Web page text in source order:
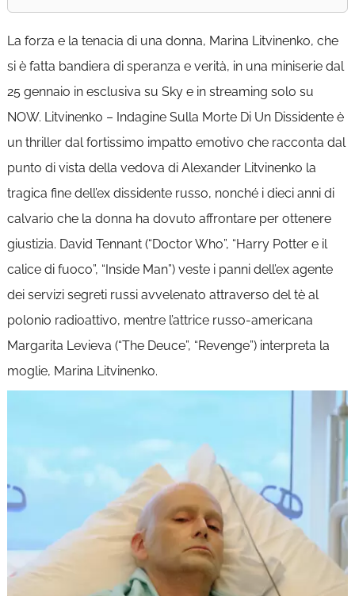
La forza e la tenacia di una donna, Marina Litvinenko, che
si è fatta bandiera di speranza e verità, in una miniserie dal
25 gennaio in esclusiva su Sky e in streaming solo su
NOW. Litvinenko – Indagine Sulla Morte Di Un Dissidente è
un thriller dal fortissimo impatto emotivo che racconta dal
punto di vista della vedova di Alexander Litvinenko la
tragica fine dell’ex dissidente russo, nonché i dieci anni di
calvario che la donna ha dovuto affrontare per ottenere
giustizia. David Tennant (“Doctor Who”, “Harry Potter e il
calice di fuoco”, “Inside Man”) veste i panni dell’ex agente
dei servizi segreti russi avvelenato attraverso del tè al
polonio radioattivo, mentre l’attrice russo-americana
Margarita Levieva (“The Deuce”, “Revenge”) interpreta la
moglie, Marina Litvinenko.